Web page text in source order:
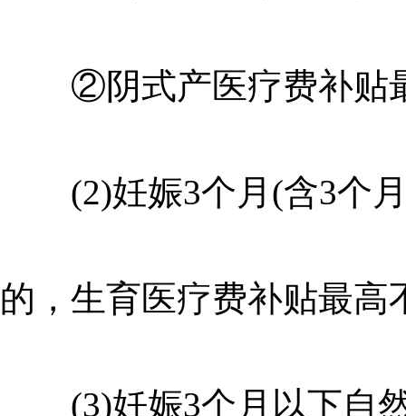
②阴式产医疗费补贴最
(2)妊娠3个月(含3个月)
的，生育医疗费补贴最高
(3)妊娠3个月以下自然